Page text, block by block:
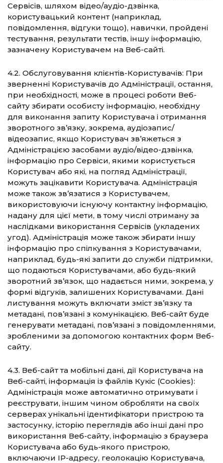
Сервісів, шляхом відео/аудіо-дзвінка,
користувацький контент (наприклад,
повідомлення, відгуки тощо), навички, пройдені
тестування, результати тестів, іншу інформацію,
зазначену Користувачем на Веб-сайті.
4.2. Обслуговування клієнтів-Користувачів: При
зверненні Користувачів до Адміністрації, остання,
при необхідності, може в процесі роботи Веб-
сайту збирати особисту інформацію, необхідну
для виконання запиту Користувача і отримання
зворотного зв’язку, зокрема, аудіозапис/
відеозапис, якщо Користувач зв’яжеться з
Адміністрацією засобами аудіо/відео-дзвінка,
інформацію про Сервіси, якими користується
Користувач або які, на погляд Адміністрації,
можуть зацікавити Користувача. Адміністрація
може також зв’язатися з Користувачем,
використовуючи існуючу контактну інформацію,
надану для цієї мети, в тому числі отриману за
наслідками використання Сервісів (укладених
угод). Адміністрація може також збирати іншу
інформацію про спілкування з Користувачами,
наприклад, будь-які запити до служби підтримки,
що подаються Користувачами, або будь-який
зворотний зв’язок, що надається ними, зокрема, у
формі відгуків, залишених Користувачами. Дані
листування можуть включати зміст зв’язку та
метадані, пов’язані з комунікацією. Веб-сайт буде
генерувати метадані, пов’язані з повідомленнями,
зробленими за допомогою контактних форм Веб-
сайту.
4.3. Веб-сайт та мобільні дані, дії Користувача на
Веб-сайті, інформація із файлів Кукіс (Сookies):
Адміністрація може автоматично отримувати і
реєструвати, іншим чином обробляти на своїх
серверах унікальні ідентифікатори пристрою та
застосунку, історію переглядів або інші дані про
використання Веб-сайту, інформацію з браузера
Користувача або будь-якого пристрою,
включаючи IP-адресу, геолокацію Користувача,